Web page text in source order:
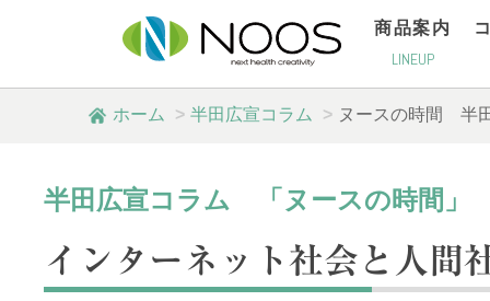
商品案内
LINEUP
ホーム 半田広宣コラム ヌースの時間 半
半田広宣コラム 「ヌースの時間」
インターネット社会と人間